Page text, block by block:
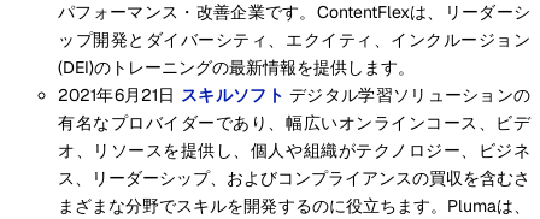
パフォーマンス・改善企業です。ContentFlexは、リーダーシ
ップ開発とダイバーシティ、エクイティ、インクルージョン
(DEI)のトレーニングの最新情報を提供します。
2021年6月21日 スキルソフト デジタル学習ソリューションの
有名なプロバイダーであり、幅広いオンラインコース、ビデ
オ、リソースを提供し、個人や組織がテクノロジー、ビジネ
ス、リーダーシップ、およびコンプライアンスの買収を含むさ
まざまな分野でスキルを開発するのに役立ちます。Plumaは、